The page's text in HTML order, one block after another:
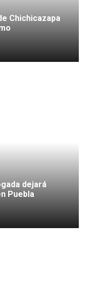
Chichicazapa
dejará
Puebla